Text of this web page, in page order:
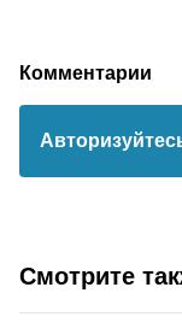
Комментарии
Смотрите